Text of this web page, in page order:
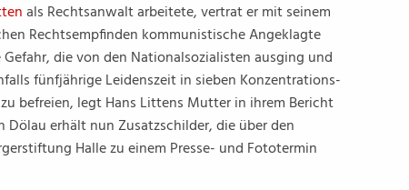
als Rechtsanwalt arbeitete, vertrat er mit seinem
Rechtsempfinden kommunistische Angeklagte
die von den Nationalsozialisten ausging und
fünfjährige Leidenszeit in sieben Konzentrations-
befreien, legt Hans Littens Mutter in ihrem Bericht
erhält nun Zusatzschilder, die über den
Halle zu einem Presse- und Fototermin